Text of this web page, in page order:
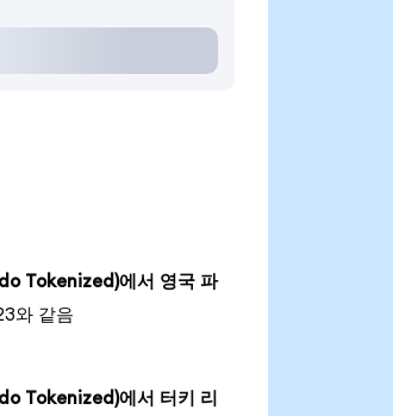
Tokenized)에서 영국 파
와 같음
Tokenized)에서 터키 리